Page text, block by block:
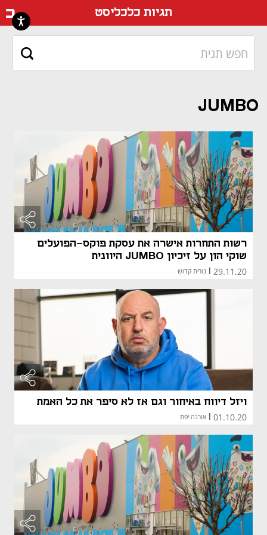
תגיות כלכליסט
JUMBO
רשות התחרות אישרה את עסקת פוקס-הפועלים
שוקי הון על זיכיון JUMBO היוונית
29.11.20 נורית קדוש
ויזל דיווח באיחור וגם אז לא סיפר את כל האמת
01.10.20 אורנה יפת